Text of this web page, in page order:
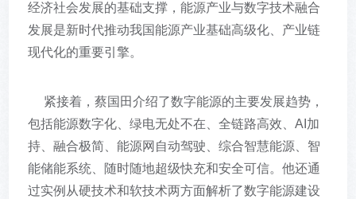
经济社会发展的基础支撑，能源产业与数字技术融合
发展是新时代推动我国能源产业基础高级化、产业链
现代化的重要引擎。
紧接着，蔡国田介绍了数字能源的主要发展趋势，
包括能源数字化、绿电无处不在、全链路高效、AI加
持、融合极简、能源网自动驾驶、综合智慧能源、智
能储能系统、随时随地超级快充和安全可信。他还通
过实例从硬技术和软技术两方面解析了数字能源建设